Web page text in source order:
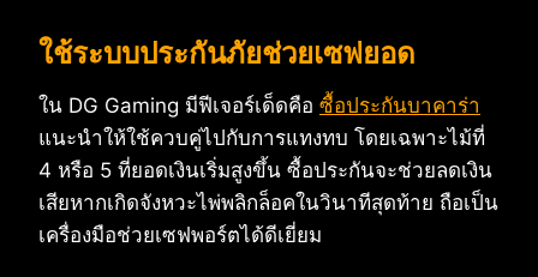
ใช้ระบบประกันภัยช่วยเซฟยอด
ใน DG Gaming มีฟีเจอร์เด็ดคือ ซื้อประกันบาคาร่า
แนะนำให้ใช้ควบคู่ไปกับการแทงทบ โดยเฉพาะไม้ที่
4 หรือ 5 ที่ยอดเงินเริ่มสูงขึ้น ซื้อประกันจะช่วยลดเงิน
เสียหากเกิดจังหวะไพ่พลิกล็อคในวินาทีสุดท้าย ถือเป็น
เครื่องมือช่วยเซฟพอร์ตได้ดีเยี่ยม